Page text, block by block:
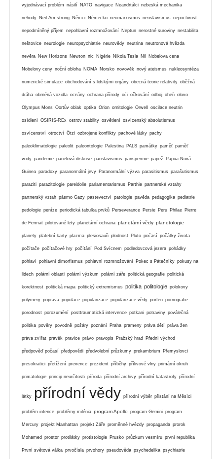
vyjednávací problém násilí NATO navigace Neandrtálci nebeská mechanika
nehody Neil Armstrong Němci Německo neomarxismus neoslavismus nepoctivost
nepodmíněný příjem nepohlavní rozmnožování Neptun nerostné suroviny nestabilita
neštovice neurologie neuropsychiatrie neurovědy neutrina neutronová hvězda
nevěra New Horizons Newton nic Nigérie Nikola Tesla Nil Nobelova cena
Nobelovy ceny noční obloha NOMA Norsko novověk nový ateismus nukleosyntéza
numerické simulace obchodování s lidskými orgány obecná teorie relativity oběžná
dráha obrněná vozidla oceány ochrana přírody oči očkování odboj oheň olovo
Olympus Mons Oortův oblak optika Orion ornitologie Orwell oscilace neutrin
osídlení OSIRIS-REx ostrov stability osvětlení osvícenský absolutismus
osvícenství otroctví Ötzi ozbrojené konflikty pachové látky pachy
paleoklimatologie paleolit paleontologie Palestina PALS památky paměť paměť
vody pandemie panelová diskuse panslavismus panspermie papež Papua Nová-
Guinea paradoxy paranormální jevy Paranormální výzva parasitismus parašutismus
paraziti parazitologie pareidolie parlamentarismus Parthie partnerské vztahy
partnerský vztah pásmo Gazy pastevectví patologie pavěda pedagogika pediatrie
pedologie peníze periodická tabulka prvků Perseverance Persie Peru Philae Pierre
de Fermat pilotované lety planetární ochrana planetární vědy planetologie
planety platební karty plazma plesiosauři plodnost Pluto počasí počátky života
počítače počítačové hry počítání Pod Svícnem podledovcová jezera pohádky
pohlaví pohlavní dimorfismus pohlavní rozmnožování Pokec s Pátečníky pokusy na
lidech polární oblasti polární výzkum polární záře politická geografie politická
korektnost politická mapa politický extremismus politika politologie polokovy
polymery poprava populace popularizace popularizace vědy porfen pornografie
porodnost porozumění posttraumatická intervence potkani potraviny poválečná
politika pověry povodně požáry poznání Praha prameny práva dětí práva žen
práva zvířat pravěk pravice právo pravopis Pražský hrad Přední východ
předpověď počasí předpovědi předvolební průzkumy prekambrium Přemyslovci
presokratici přetížení prevence prezident příběhy přílivové vlny primární okruh
primatologie princip neurčitosti příroda přírodní archivy přírodní katastrofy přírodní
látky přírodní vědy přírodní výběr přistání na Měsíci
problém intence problémy milénia program Apollo program Gemini program
Mercury projekt Manhattan projekt Záře proměnné hvězdy propaganda prorok
Mohamed prostor protilátky protistologie Prusko průzkum vesmíru první republika
První světová válka prvočísla prvohory pseudověda psychedelika psychiatrie